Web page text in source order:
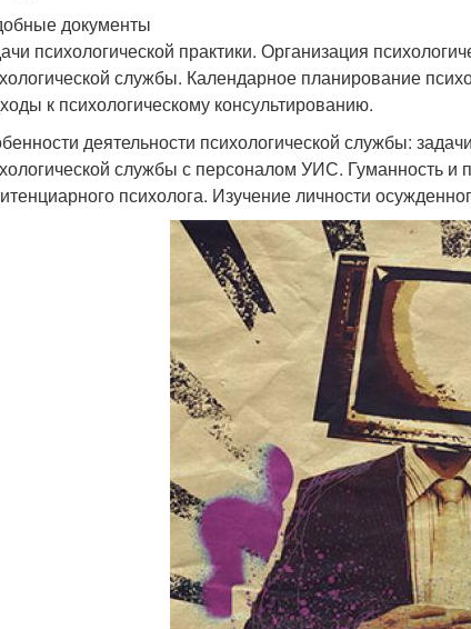
документы
психологической практики. Организация
службы. Календарное планирование
к психологическому консультированию.
деятельности психологической службы:
службы с персоналом УИС. Гуманность и
психолога. Изучение личности